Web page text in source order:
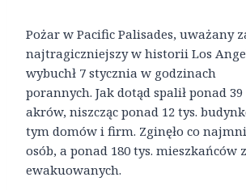
Pożar w Pacific Palisades, uważany
najtragiczniejszy w historii Los
wybuchł 7 stycznia w godzinach
porannych. Jak dotąd spalił ponad 39
akrów, niszcząc ponad 12 tys.
tym domów i firm. Zginęło co
osób, a ponad 180 tys. mieszkańców
ewakuowanych.